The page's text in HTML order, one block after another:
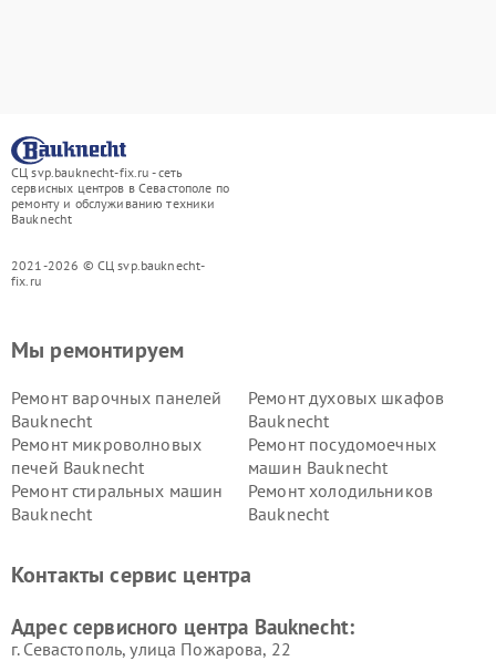
СЦ svp.bauknecht-fix.ru - сеть
сервисных центров в Севастополе по
ремонту и обслуживанию техники
Bauknecht
2021-2026 © СЦ svp.bauknecht-
fix.ru
Мы ремонтируем
Ремонт варочных панелей
Bauknecht
Ремонт духовых шкафов
Bauknecht
Ремонт микроволновых
печей Bauknecht
Ремонт посудомоечных
машин Bauknecht
Ремонт стиральных машин
Bauknecht
Ремонт холодильников
Bauknecht
Контакты сервис центра
Адрес сервисного центра Bauknecht:
г. Севастополь, улица Пожарова, 22